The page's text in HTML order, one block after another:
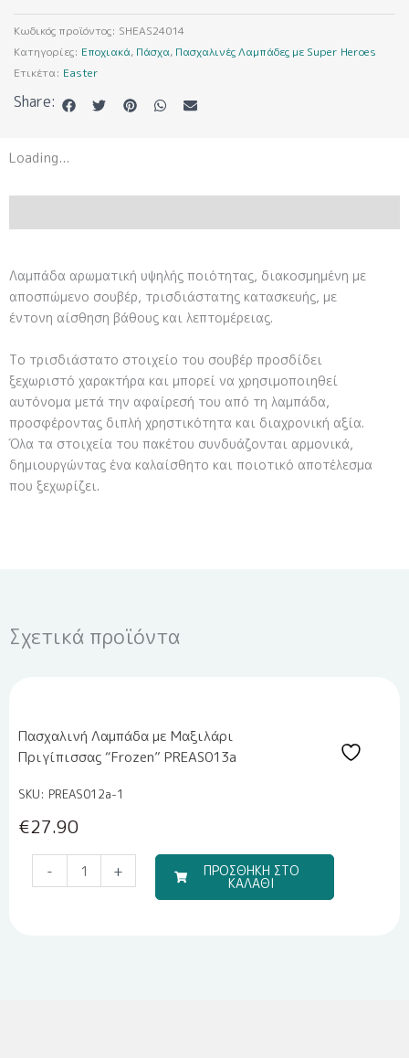
Super
Heroes
SHEAS24014
ποσότητα
Κωδικός προϊόντος: SHEAS24014
Κατηγορίες: Εποχιακά, Πάσχα, Πασχαλινές Λαμπάδες με Super Heroes
Ετικέτα: Easter
Share:
Loading...
Λαμπάδα αρωματική υψηλής ποιότητας, διακοσμημένη με
αποσπώμενο σουβέρ, τρισδιάστατης κατασκευής, με
έντονη αίσθηση βάθους και λεπτομέρειας.
Το τρισδιάστατο στοιχείο του σουβέρ προσδίδει
ξεχωριστό χαρακτήρα και μπορεί να χρησιμοποιηθεί
αυτόνομα μετά την αφαίρεσή του από τη λαμπάδα,
προσφέροντας διπλή χρηστικότητα και διαχρονική αξία.
Όλα τα στοιχεία του πακέτου συνδυάζονται αρμονικά,
δημιουργώντας ένα καλαίσθητο και ποιοτικό αποτέλεσμα
που ξεχωρίζει.
Σχετικά προϊόντα
Πασχαλινή Λαμπάδα με Μαξιλάρι
Πριγίπισσας “Frozen” PREAS013a
SKU: PREAS012a-1
€27.90
-
Αξεσουάρ
+ ΠΡΟΣΘΗΚΗ ΣΤΟ
ΚΑΛΑΘΙ